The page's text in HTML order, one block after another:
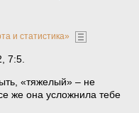
и статистика»
7:5.
«тяжелый» – не
же она усложнила тебе